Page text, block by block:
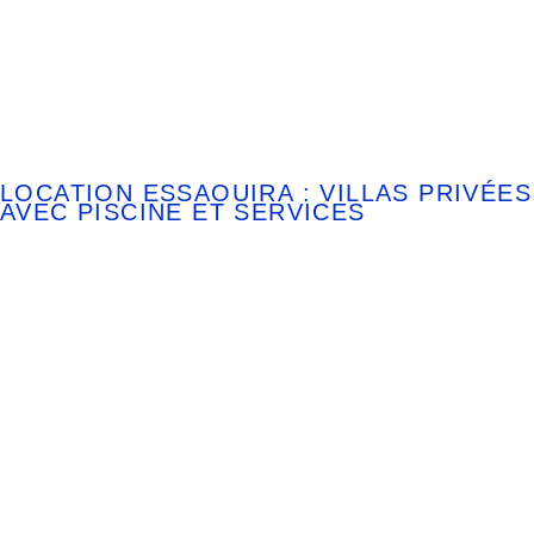
LOCATION ESSAOUIRA : VILLAS PRIVÉES
AVEC PISCINE ET SERVICES